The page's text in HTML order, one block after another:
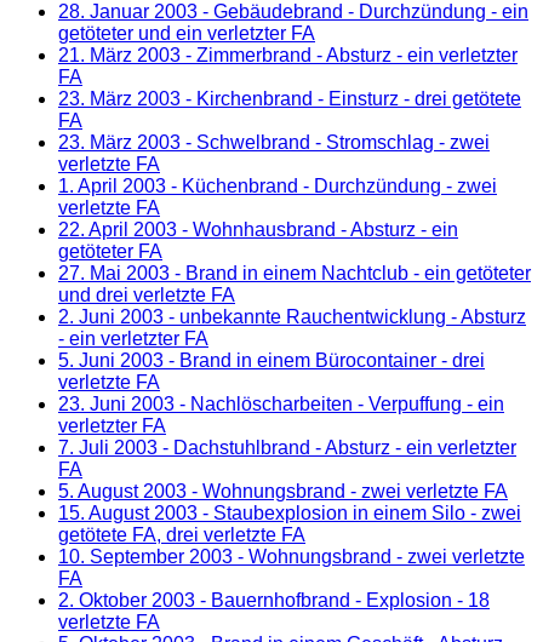
28. Januar 2003 - Gebäudebrand - Durchzündung - ein
getöteter und ein verletzter FA
21. März 2003 - Zimmerbrand - Absturz - ein verletzter
FA
23. März 2003 - Kirchenbrand - Einsturz - drei getötete
FA
23. März 2003 - Schwelbrand - Stromschlag - zwei
verletzte FA
1. April 2003 - Küchenbrand - Durchzündung - zwei
verletzte FA
22. April 2003 - Wohnhausbrand - Absturz - ein
getöteter FA
27. Mai 2003 - Brand in einem Nachtclub - ein getöteter
und drei verletzte FA
2. Juni 2003 - unbekannte Rauchentwicklung - Absturz
- ein verletzter FA
5. Juni 2003 - Brand in einem Bürocontainer - drei
verletzte FA
23. Juni 2003 - Nachlöscharbeiten - Verpuffung - ein
verletzter FA
7. Juli 2003 - Dachstuhlbrand - Absturz - ein verletzter
FA
5. August 2003 - Wohnungsbrand - zwei verletzte FA
15. August 2003 - Staubexplosion in einem Silo - zwei
getötete FA, drei verletzte FA
10. September 2003 - Wohnungsbrand - zwei verletzte
FA
2. Oktober 2003 - Bauernhofbrand - Explosion - 18
verletzte FA